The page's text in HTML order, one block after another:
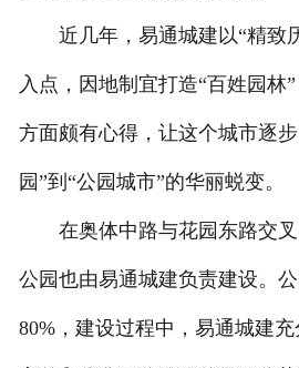
近几年，易通城建以“精致历
入点，因地制宜打造“百姓园林
方面颇有心得，让这个城市逐
园”到“公园城市”的华丽蜕变。
在奥体中路与花园东路交叉
公园也由易通城建负责建设。
80%，建设过程中，易通城建